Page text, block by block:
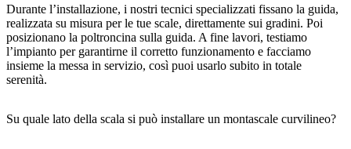
Durante l’installazione, i nostri tecnici specializzati fissano la guida,
realizzata su misura per le tue scale, direttamente sui gradini. Poi
posizionano la poltroncina sulla guida. A fine lavori, testiamo
l’impianto per garantirne il corretto funzionamento e facciamo
insieme la messa in servizio, così puoi usarlo subito in totale
serenità.
Su quale lato della scala si può installare un montascale curvilineo?